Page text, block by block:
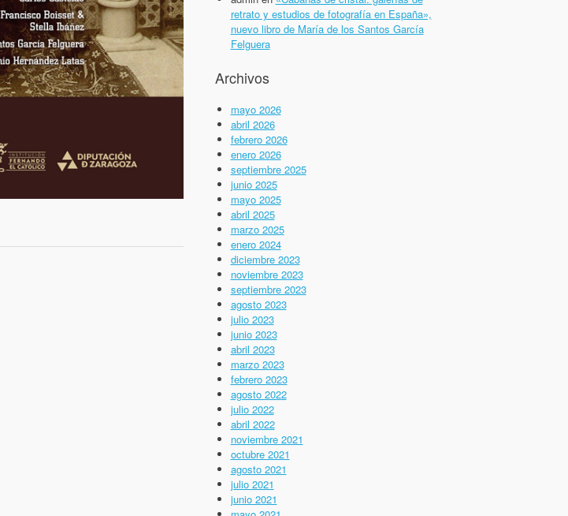
retrato y estudios de fotografía en España»,
nuevo libro de María de los Santos García
Felguera
Archivos
mayo 2026
abril 2026
febrero 2026
enero 2026
septiembre 2025
junio 2025
mayo 2025
abril 2025
marzo 2025
enero 2024
diciembre 2023
noviembre 2023
septiembre 2023
agosto 2023
julio 2023
junio 2023
abril 2023
marzo 2023
febrero 2023
agosto 2022
julio 2022
abril 2022
noviembre 2021
octubre 2021
agosto 2021
julio 2021
junio 2021